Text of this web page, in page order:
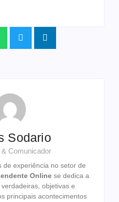
Sodario
& Comunicador
de experiência no setor de
Onlinese dedica a
objetivas e
principais acontecimentos